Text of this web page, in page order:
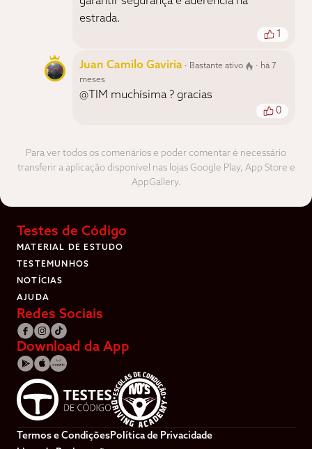
estrada.
1
Juan Camilo Gaviria · Bastante ativo
· há 7
meses
@TIM muchísima ? gracias
0
Para ver todos os comenários e poder comentar é necessário
transferir a aplicação disponível nas lojas Google Play, App Store e
AppGallery.
Testes de Código
MATERIAL DE ESTUDO
TESTEMUNHOS
NOTÍCIAS
AJUDA
Redes Sociais
Download da App
Termos e CondiçõesPolítica de Privacidade